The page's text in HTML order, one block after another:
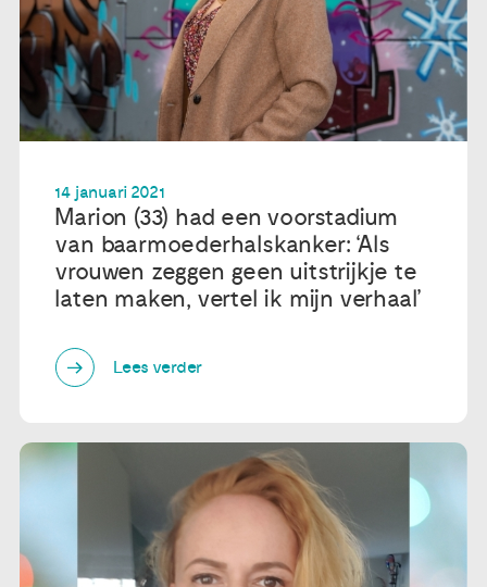
14 januari 2021
Marion (33) had een voorstadium
van baarmoederhalskanker: ‘Als
vrouwen zeggen geen uitstrijkje te
laten maken, vertel ik mijn verhaal’
Lees verder